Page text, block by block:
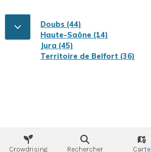
Doubs (44)
Haute-Saône (14)
Jura (45)
Territoire de Belfort (36)
Crowdrising Rechercher Carte